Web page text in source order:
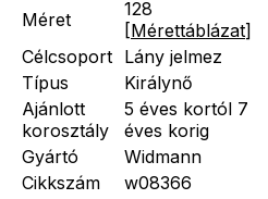
Méret
128
[Mérettáblázat]
Célcsoport Lány jelmez
Típus
Királynő
Ajánlott
korosztály
5 éves kortól 7
éves korig
Gyártó
Widmann
Cikkszám
w08366